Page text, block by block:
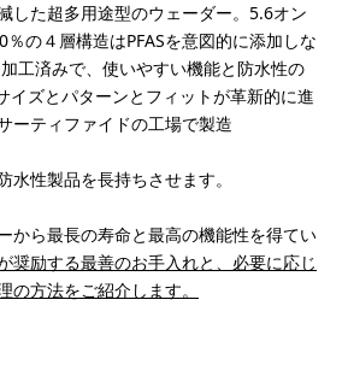
した超多用途型のウェーダー。5.6オン
の４層構造はPFASを意図的に添加しな
工済みで、使いやすい機能と防水性の
イズとパターンとフィットが革新的に進
ーティファイドの工場で製造
水性製品を長持ちさせます。
から最長の寿命と最高の機能性を得てい
奨励する最善のお手入れと、必要に応じ
方法をご紹介します。